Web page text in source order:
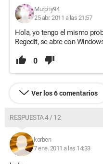
Murphy94
25 abr. 2011 a las 21:57
Hola, yo tengo el mismo
Regedit, se abre con
0
Ver los 6 comentarios
RESPUESTA 4 / 12
korben
7 ene. 2011 a las 14:33